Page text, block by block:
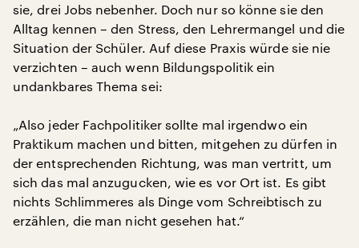
sie, drei Jobs nebenher. Doch nur so könne sie den
Alltag kennen – den Stress, den Lehrermangel und die
Situation der Schüler. Auf diese Praxis würde sie nie
verzichten – auch wenn Bildungspolitik ein
undankbares Thema sei:
„Also jeder Fachpolitiker sollte mal irgendwo ein
Praktikum machen und bitten, mitgehen zu dürfen in
der entsprechenden Richtung, was man vertritt, um
sich das mal anzugucken, wie es vor Ort ist. Es gibt
nichts Schlimmeres als Dinge vom Schreibtisch zu
erzählen, die man nicht gesehen hat.“